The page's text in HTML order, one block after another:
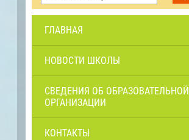
ГЛАВНАЯ
НОВОСТИ ШКОЛЫ
СВЕДЕНИЯ ОБ ОБРАЗОВАТЕЛЬНОЙ
ОРГАНИЗАЦИИ
КОНТАКТЫ